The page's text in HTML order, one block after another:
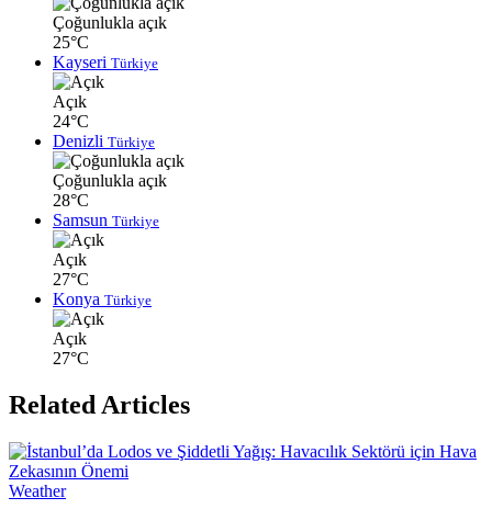
Çoğunlukla açık
25°C
Kayseri Türkiye
Açık
24°C
Denizli Türkiye
Çoğunlukla açık
28°C
Samsun Türkiye
Açık
27°C
Konya Türkiye
Açık
27°C
Related Articles
Weather